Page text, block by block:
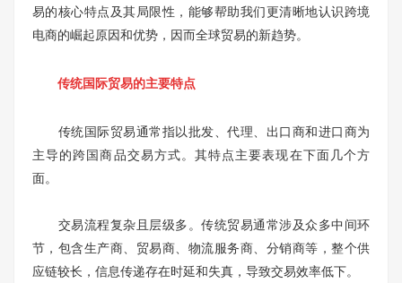
易的核心特点及其局限性，能够帮助我们更清晰地认识跨境
电商的崛起原因和优势，因而全球贸易的新趋势。
传统国际贸易的主要特点
传统国际贸易通常指以批发、代理、出口商和进口商为
主导的跨国商品交易方式。其特点主要表现在下面几个方
面。
交易流程复杂且层级多。传统贸易通常涉及众多中间环
节，包含生产商、贸易商、物流服务商、分销商等，整个供
应链较长，信息传递存在时延和失真，导致交易效率低下。